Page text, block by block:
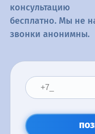
консультацию
бесплатно. Мы не
звонки анонимны.